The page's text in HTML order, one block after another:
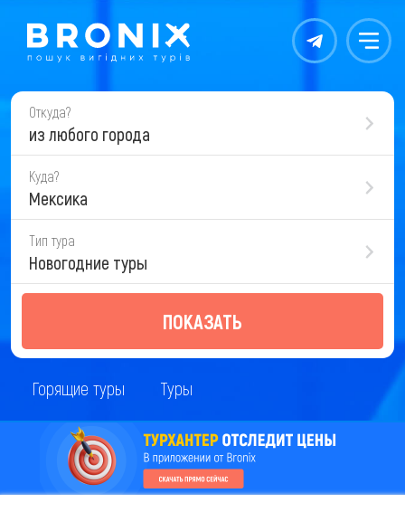
Контакты Меню
Откуда?
из любого города
Куда?
Мексика
Тип тура
Новогодние туры
ПОКАЗАТЬ
Горящие туры Туры